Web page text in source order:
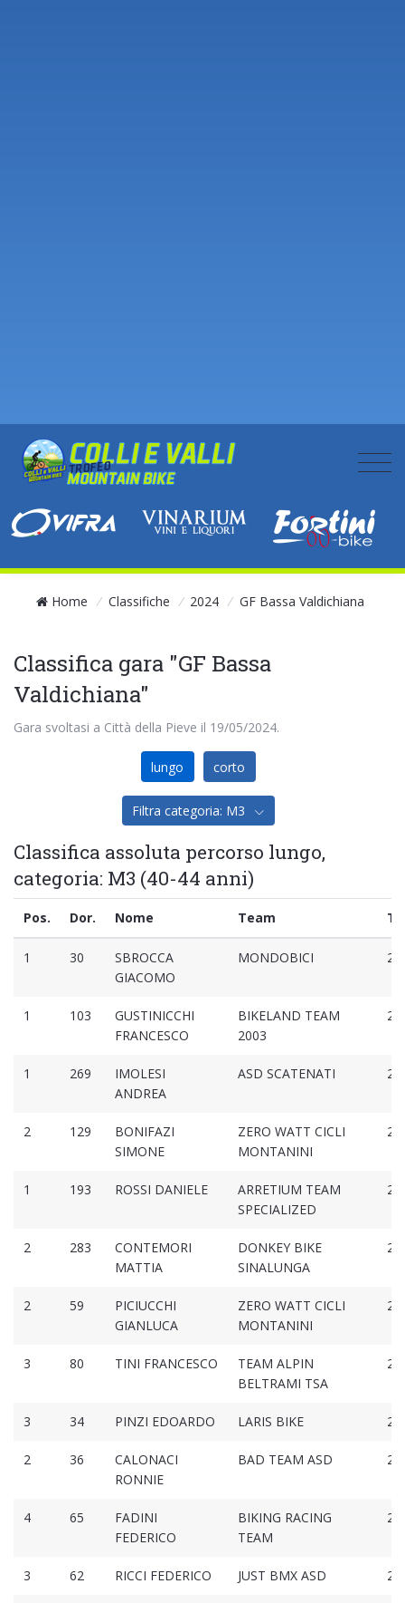
Home / Classifiche / 2024 / GF Bassa Valdichiana
Classifica gara "GF Bassa
Valdichiana"
Gara svoltasi a Città della Pieve il 19/05/2024.
lungo corto
Filtra categoria: M3
Classifica assoluta percorso lungo,
categoria: M3 (40-44 anni)
Pos. Dor. Nome Team
1 30
SBROCCA
GIACOMO
MONDOBICI
1 103
GUSTINICCHI
FRANCESCO
BIKELAND TEAM
2003
1 269
IMOLESI
ANDREA
ASD SCATENATI
2 129
BONIFAZI
SIMONE
ZERO WATT CICLI
MONTANINI
1 193 ROSSI DANIELE
ARRETIUM TEAM
SPECIALIZED
2 283
CONTEMORI
MATTIA
DONKEY BIKE
SINALUNGA
2 59
PICIUCCHI
GIANLUCA
ZERO WATT CICLI
MONTANINI
3 80 TINI FRANCESCO
TEAM ALPIN
BELTRAMI TSA
3 34 PINZI EDOARDO LARIS BIKE
2 36
CALONACI
RONNIE
BAD TEAM ASD
4 65
FADINI
FEDERICO
BIKING RACING
TEAM
3 62 RICCI FEDERICO JUST BMX ASD